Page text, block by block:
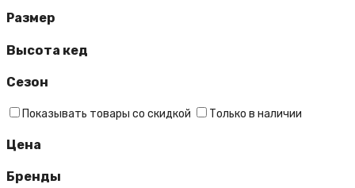
Размер
Высота кед
Сезон
Показывать товары со скидкой Только в наличии
Цена
Бренды